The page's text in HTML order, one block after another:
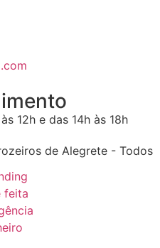
12h e das 14h às 18h
de Alegrete - Todos